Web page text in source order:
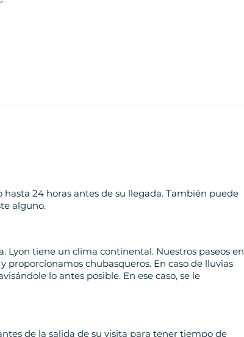
24 horas antes de su llegada. También puede
alguno.
Lyon tiene un clima continental. Nuestros paseos en
proporcionamos chubasqueros. En caso de lluvias
lo antes posible. En ese caso, se le
de la salida de su visita para tener tiempo de